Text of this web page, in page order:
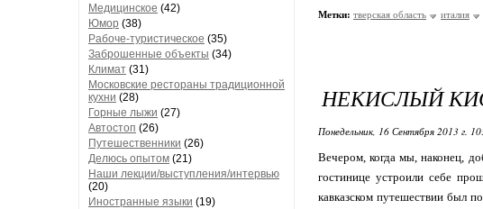
Медицинское (42)
Юмор (38)
Рабоче-туристическое (35)
Заброшенные объекты (34)
Климат (31)
Московские рестораны традиционной
кухни (28)
Горные лыжи (27)
Автостоп (26)
Путешественники (26)
Делюсь опытом (21)
Наши лекции/выступления/интервью
(20)
Иностранные языки (19)
Метки: тверская область италия
НЕКИСЛЫЙ
Понедельник, 16 Сентября 2013 г.
Вечером, когда мы, наконец,
гостинице устроили себе
кавказском путешествии был